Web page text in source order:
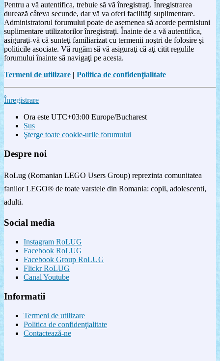
Pentru a vă autentifica, trebuie să vă înregistraţi. Înregistrarea
durează câteva secunde, dar vă va oferi facilităţi suplimentare.
Administratorul forumului poate de asemenea să acorde permisiuni
suplimentare utilizatorilor înregistraţi. Înainte de a vă autentifica,
asiguraţi-vă că sunteţi familiarizat cu termenii noştri de folosire şi
politicile asociate. Vă rugăm să vă asiguraţi că aţi citit regulile
forumului înainte să navigaţi pe acesta.
Termeni de utilizare | Politica de confidenţialitate
Înregistrare
Ora este UTC+03:00 Europe/Bucharest
Sus
Şterge toate cookie-urile forumului
Despre noi
RoLug (Romanian LEGO Users Group) reprezinta comunitatea
fanilor LEGO® de toate varstele din Romania: copii, adolescenti,
adulti.
Social media
Instagram RoLUG
Facebook RoLUG
Facebook Group RoLUG
Flickr RoLUG
Canal Youtube
Informatii
Termeni de utilizare
Politica de confidenţialitate
Contactează-ne